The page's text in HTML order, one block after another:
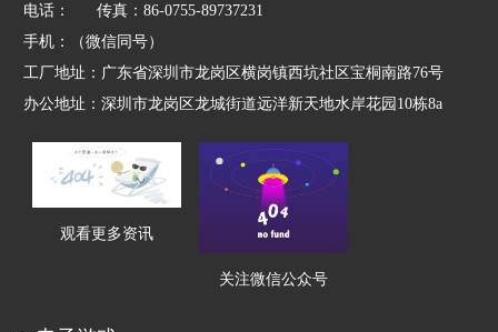
电话： 传真：86-0755-89737231
手机：（微信同号）
工厂地址：广东省深圳市龙岗区横岗镇西坑社区宝桐南路76号
办公地址：深圳市龙岗区龙城街道远洋新天地水岸花园10栋8a
观看更多资讯
关注微信公众号